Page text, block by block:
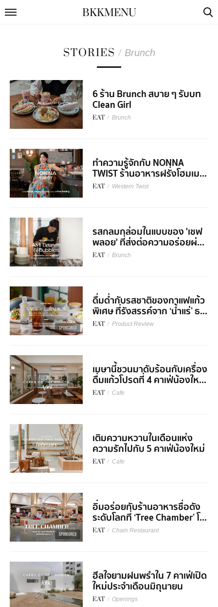
BKKMENU
STORIES / Brunch
6 ร้าน Brunch สบาย ๆ รับบท
Clean Girl
EAT / Brunch
ทำความรู้จักกับ NONNA
TWIST ร้านอาหารฝรั่งโฮมเม...
EAT / Western Twist
รสกลมกล่อมในแบบของ 'เชฟ
พลอย' ที่ส่งต่อความอร่อยผ่...
EAT / Brunch
SPONSORED
ดื่มด่ำกับรสชาติของกาแฟแก้ว
พิเศษ ที่รังสรรค์จาก ‘น้ำแร่’ ธ...
EAT / Product Review
เมษานี้ชวนมาดับร้อนกับเครื่อง
ดื่มแก้วโปรดที่ 4 คาเฟ่น้องให...
EAT / Cafe
เติมความหวานในเดือนแห่ง
ความรักไปกับ 5 คาเฟ่น้องใหม่
EAT / Cafe
SPONSORED
อิ่มอร่อยกับร้านอาหารชื่อดัง
ระดับโลกที่ ‘Tree Chamber’ โ...
EAT / Chain Restaurant
ฮีลใจยามฝนพรำใน 7 คาเฟ่เปิด
ใหม่ประจำเดือนมิถุนายน
EAT / Openings